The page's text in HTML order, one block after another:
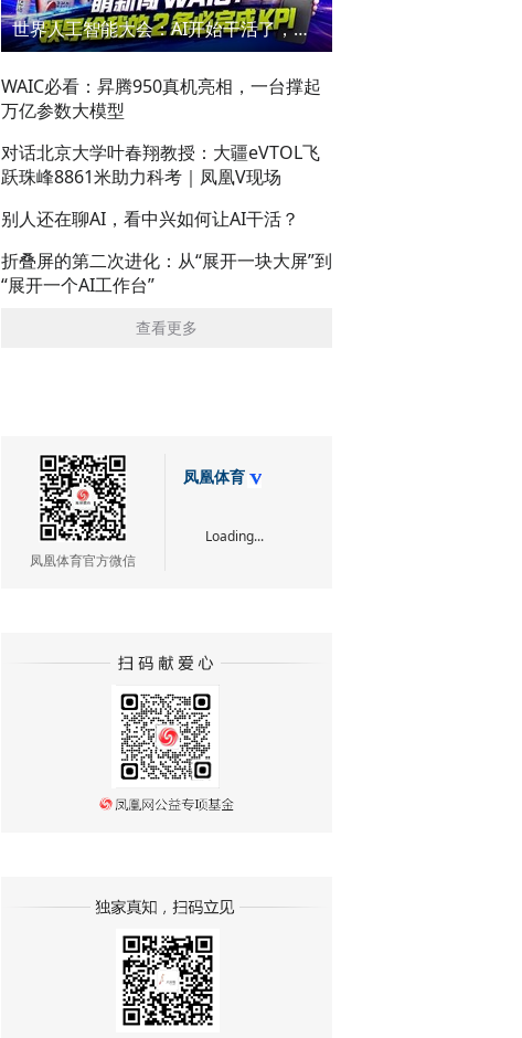
世界人工智能大会：AI开始干活了，但到底干的怎么样？萌新闯WAIC
WAIC必看：昇腾950真机亮相，一台撑起
万亿参数大模型
对话北京大学叶春翔教授：大疆eVTOL飞
跃珠峰8861米助力科考｜凤凰V现场
别人还在聊AI，看中兴如何让AI干活？
折叠屏的第二次进化：从“展开一块大屏”到
“展开一个AI工作台”
查看更多
凤凰体育官方微信
凤凰体育
Loading...